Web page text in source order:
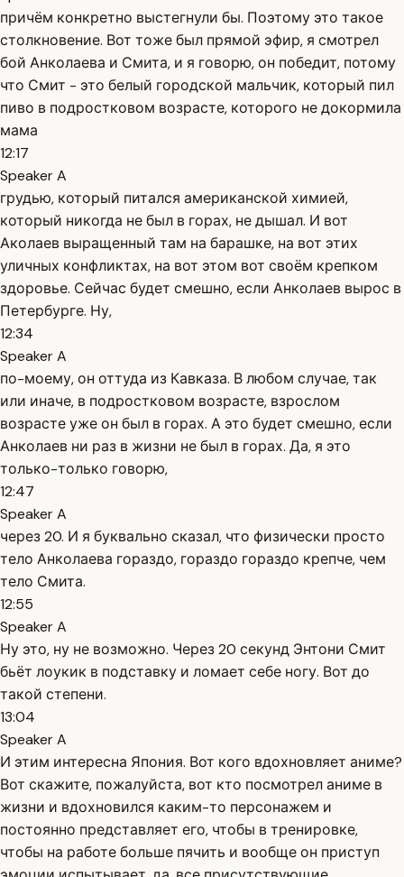
причём конкретно выстегнули бы. Поэтому это такое
столкновение. Вот тоже был прямой эфир, я смотрел
бой Анколаева и Смита, и я говорю, он победит, потому
что Смит - это белый городской мальчик, который пил
пиво в подростковом возрасте, которого не докормила
мама
12:17
Speaker A
грудью, который питался американской химией,
который никогда не был в горах, не дышал. И вот
Аколаев выращенный там на барашке, на вот этих
уличных конфликтах, на вот этом вот своём крепком
здоровье. Сейчас будет смешно, если Анколаев вырос в
Петербурге. Ну,
12:34
Speaker A
по-моему, он оттуда из Кавказа. В любом случае, так
или иначе, в подростковом возрасте, взрослом
возрасте уже он был в горах. А это будет смешно, если
Анколаев ни раз в жизни не был в горах. Да, я это
только-только говорю,
12:47
Speaker A
через 20. И я буквально сказал, что физически просто
тело Анколаева гораздо, гораздо гораздо крепче, чем
тело Смита.
12:55
Speaker A
Ну это, ну не возможно. Через 20 секунд Энтони Смит
бьёт лоукик в подставку и ломает себе ногу. Вот до
такой степени.
13:04
Speaker A
И этим интересна Япония. Вот кого вдохновляет аниме?
Вот скажите, пожалуйста, вот кто посмотрел аниме в
жизни и вдохновился каким-то персонажем и
постоянно представляет его, чтобы в тренировке,
чтобы на работе больше пячить и вообще он приступ